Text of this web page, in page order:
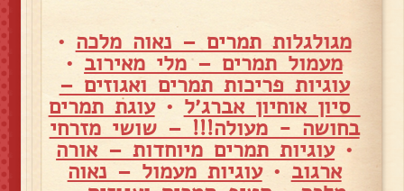
מגולגלות תמרים – נאוה מלכה •
מעמול תמרים – מלי מאירוב •
עוגיות פריכות תמרים ואגוזים –
סיון אוחיון אברג׳ל •עוגת תמרים
בחושה - מעולה!!! – שושי מזרחי
•עוגיות תמרים מיוחדות – אורה
ארגוב •עוגיות מעמול – נאוה